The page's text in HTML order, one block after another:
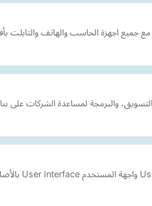
مع جميع اجهزة الحاسب والهاتف
والبرمجة لمساعدة الشركات على